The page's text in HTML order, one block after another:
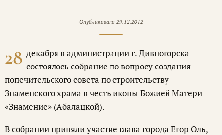
Опубликовано 29.12.2012
28 декабря в администрации г. Дивногорска
состоялось собрание по вопросу создания
попечительского совета по строительству
Знаменского храма в честь иконы Божией Матери
«Знамение» (Абалацкой).
В собрании приняли участие глава города Егор Оль,